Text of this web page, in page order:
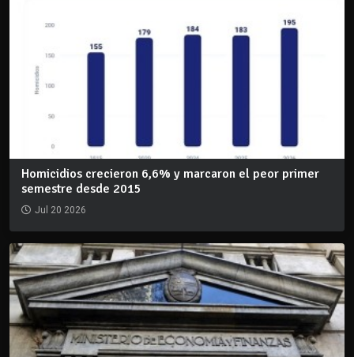
Homicidios crecieron 6,6% y marcaron el peor primer
semestre desde 2015
Jul 20 2026